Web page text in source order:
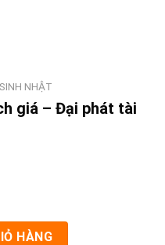
NHẬT
giá – Đại phát tài
phát tài số lượng
HÀNG